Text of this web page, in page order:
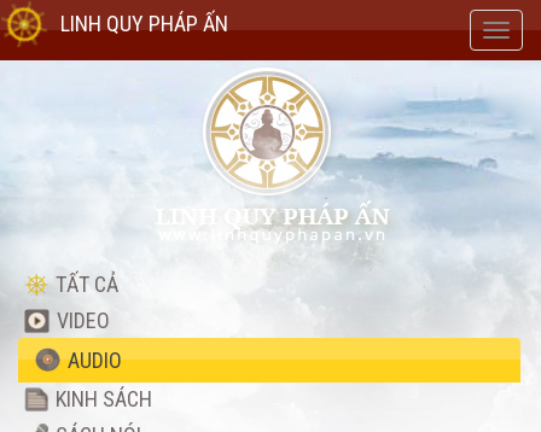
LINH QUY PHÁP ẤN
TẤT CẢ
VIDEO
AUDIO
KINH SÁCH